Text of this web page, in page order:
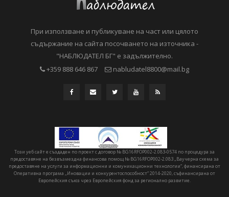
При използване и публикуване на част или цялото
съдържание на сайта посочването на източника -
"НАБЛЮДАТЕЛ БГ" е задължително.
+359 888 646 867
nabludatel8800@mail.bg
Този уеб сайт е създаден по проект с договор № BG16RFOP002-2.083-0574 по процедура за
предоставяне на безвъзмездна финансова помощ № BG16RFOP002-2.083 „Ваучерна схема за
предоставяне на услуги за информационни и комуникационни технологии“, финансирана от
Оперативна програма „Иновации и конкурентоспособност“ 2014-2020, съфинансирана от
Европейския съюз чрез Европейския фонд за регионално развитие.